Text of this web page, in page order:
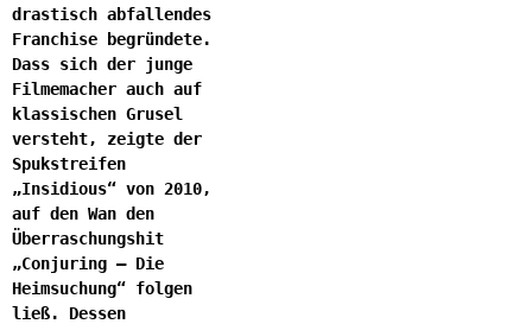
drastisch abfallendes
Franchise begründete.
Dass sich der junge
Filmemacher auch auf
klassischen Grusel
versteht, zeigte der
Spukstreifen
„Insidious“ von 2010,
auf den Wan den
Überraschungshit
„Conjuring – Die
Heimsuchung“ folgen
ließ. Dessen